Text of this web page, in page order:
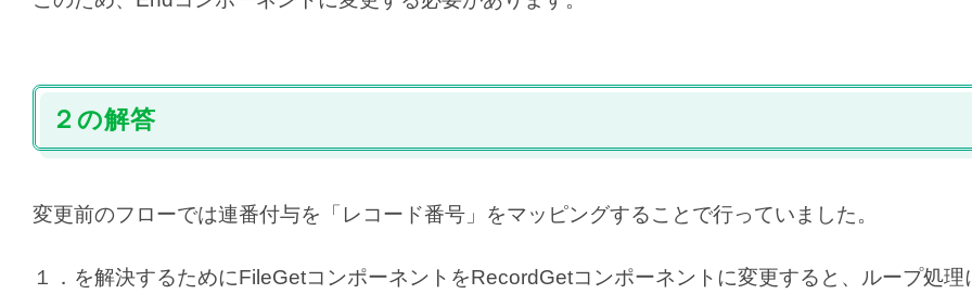
２の解答
変更前のフローでは連番付与を「レコード番号」をマッピングすることで行っていました。
１．を解決するためにFileGetコンポーネントをRecordGetコンポーネントに変更すると、ループ処理